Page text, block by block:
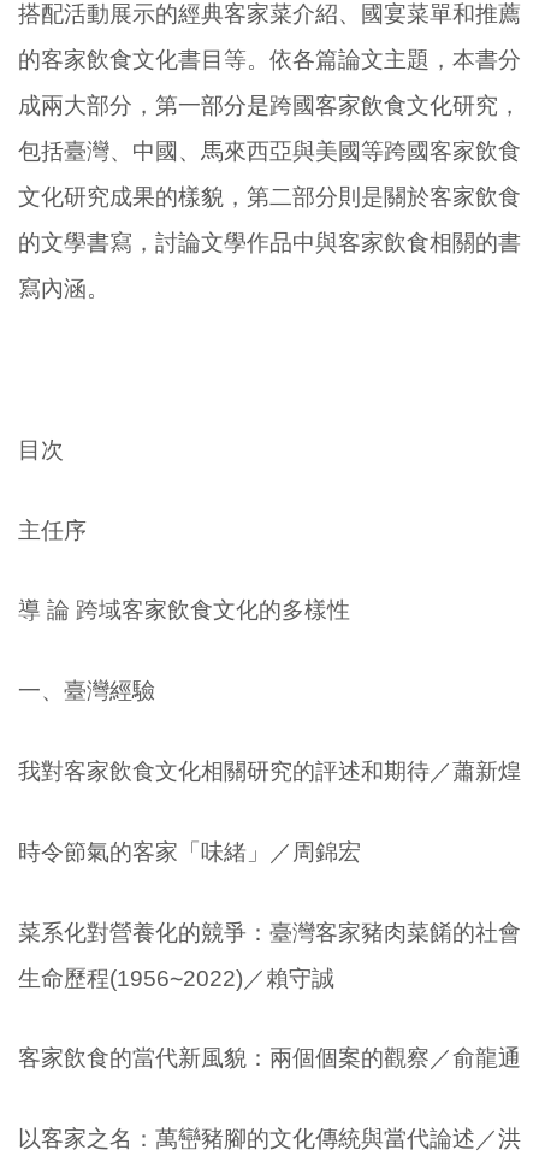
搭配活動展示的經典客家菜介紹、國宴菜單和推薦
的客家飲食文化書目等。依各篇論文主題，本書分
成兩大部分，第一部分是跨國客家飲食文化研究，
包括臺灣、中國、馬來西亞與美國等跨國客家飲食
文化研究成果的樣貌，第二部分則是關於客家飲食
的文學書寫，討論文學作品中與客家飲食相關的書
寫內涵。
目次
主任序
導 論 跨域客家飲食文化的多樣性
一、臺灣經驗
我對客家飲食文化相關研究的評述和期待／蕭新煌
時令節氣的客家「味緒」／周錦宏
菜系化對營養化的競爭：臺灣客家豬肉菜餚的社會
生命歷程(1956∼2022)／賴守誠
客家飲食的當代新風貌：兩個個案的觀察／俞龍通
以客家之名：萬巒豬腳的文化傳統與當代論述／洪